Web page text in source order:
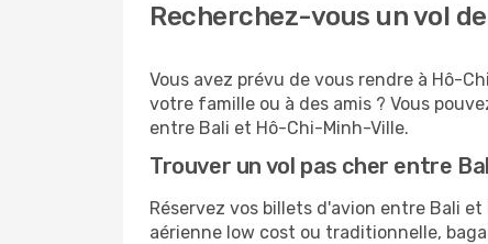
Recherchez-vous un vol
Vous avez prévu de vous rendre à Hô-
votre famille ou à des amis ? Vous
entre Bali et Hô-Chi-Minh-Ville.
Trouver un vol pas cher entre
Réservez vos billets d'avion entre Bali
aérienne low cost ou traditionnelle,